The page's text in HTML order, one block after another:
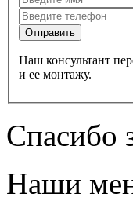
Наш консультант
и ее монтажу.
Спасибо
Наши